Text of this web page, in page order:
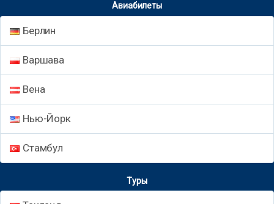
Авиабилеты
Берлин
Варшава
Вена
Нью-Йорк
Стамбул
Туры